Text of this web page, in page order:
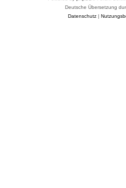
Deutsche Übersetzung
Datenschutz|